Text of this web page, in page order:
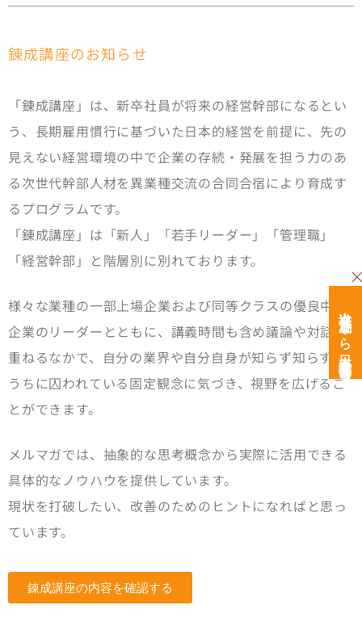
錬成講座のお知らせ
「錬成講座」は、新卒社員が将来の経営幹部になるとい
う、長期雇用慣行に基づいた日本的経営を前提に、先の
見えない経営環境の中で企業の存続・発展を担う力のあ
る次世代幹部人材を異業種交流の合同合宿により育成す
るプログラムです。
「錬成講座」は「新人」「若手リーダー」「管理職」
「経営幹部」と階層別に別れております。
様々な業種の一部上場企業および同等クラスの優良中堅
企業のリーダーとともに、講義時間も含め議論や対話を
重ねるなかで、自分の業界や自分自身が知らず知らずの
うちに囚われている固定観念に気づき、視野を広げるこ
とができます。
メルマガでは、抽象的な思考概念から実際に活用できる
具体的なノウハウを提供しています。
現状を打破したい、改善のためのヒントになればと思っ
ています。
錬成講座の内容を確認する
次世代育成なら日本経営開発研究所